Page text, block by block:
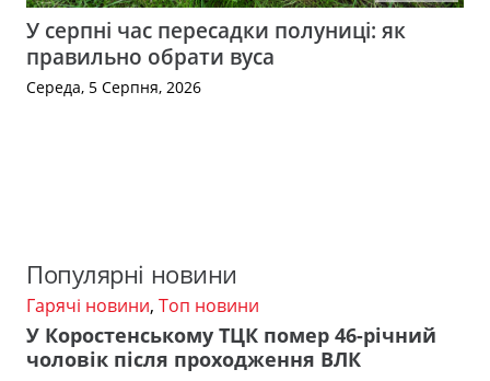
У серпні час пересадки полуниці: як
правильно обрати вуса
Середа, 5 Серпня, 2026
Популярні новини
Гарячі новини, Топ новини
У Коростенському ТЦК помер 46-річний
чоловік після проходження ВЛК